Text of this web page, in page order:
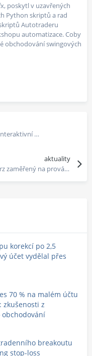
poskytl v uzavřených
Python skriptů a rad
Autotraderu
automatizace. Coby
obchodování swingových
Nový doplněk Yahoo Downloaderu - interaktivní dashboard
aktuality
V TechLabu jsme spustili kurz zaměřený na provádění backtestů v Pythonu
korekcí po 2,5
účet vydělal přes
70 % na malém účtu
zkušenosti z
breakoutu
stop-loss